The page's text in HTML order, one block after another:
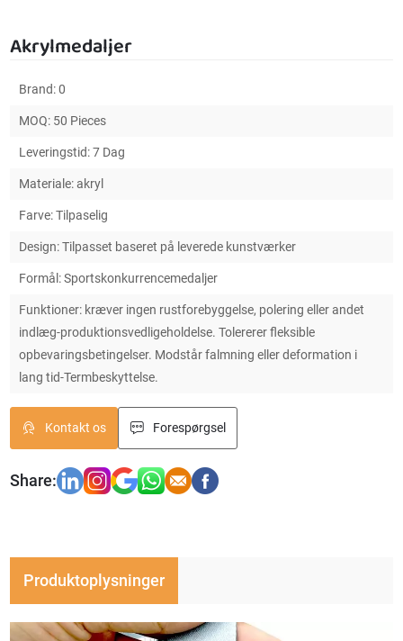
Akrylmedaljer
Brand: 0
MOQ: 50 Pieces
Leveringstid: 7 Dag
Materiale: akryl
Farve: Tilpaselig
Design: Tilpasset baseret på leverede kunstværker
Formål: Sportskonkurrencemedaljer
Funktioner: kræver ingen rustforebyggelse, polering eller andet
indlæg-produktionsvedligeholdelse. Tolererer fleksible
opbevaringsbetingelser. Modstår falmning eller deformation i
lang tid-Termbeskyttelse.
Kontakt os Forespørgsel
Produktoplysninger